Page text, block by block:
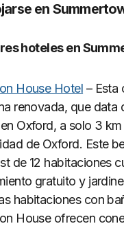
en
hoteles en
House Hotel – Esta
renovada, que data
Oxford, a solo 3 km
de Oxford. Este
de 12 habitaciones
gratuito y
habitaciones con
House ofrecen